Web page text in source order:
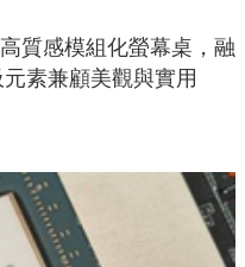
質感模組化螢幕桌，融
素兼顧美觀與實用